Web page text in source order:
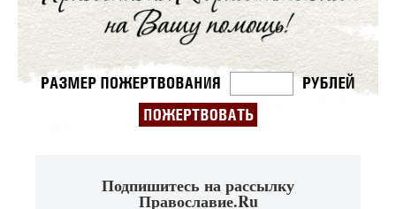
Подпишитесь на рассылку
Православие.Ru